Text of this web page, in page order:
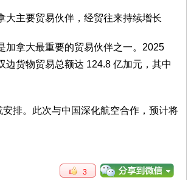
大主要贸易伙伴，经贸往来持续增长
加拿大最重要的贸易伙伴之一。2025
边货物贸易总额达 124.8 亿加元，其中
排。此次与中国深化航空合作，预计将
3